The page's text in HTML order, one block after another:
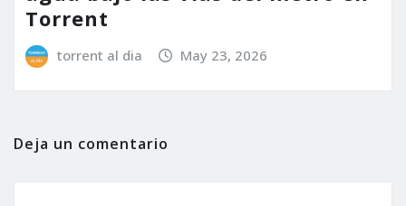
Torrent
torrent al dia May 23, 2026
Deja un comentario